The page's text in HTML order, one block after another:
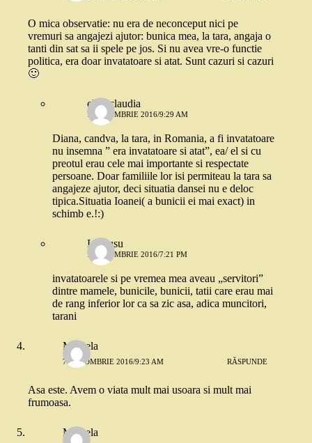
O mica observatie: nu era de neconceput nici pe
vremuri sa angajezi ajutor: bunica mea, la tara, angaja o
tanti din sat sa ii spele pe jos. Si nu avea vre-o functie
politica, era doar invatatoare si atat. Sunt cazuri si cazuri
🙂
elisa claudia
7 OCTOMBRIE 2016/9:29 AM
Diana, candva, la tara, in Romania, a fi invatatoare
nu insemna ” era invatatoare si atat”, ea/ el si cu
preotul erau cele mai importante si respectate
persoane. Doar familiile lor isi permiteau la tara sa
angajeze ajutor, deci situatia dansei nu e deloc
tipica.Situatia Ioanei( a bunicii ei mai exact) in
schimb e.!:)
Lia rusu
7 OCTOMBRIE 2016/7:21 PM
invatatoarele si pe vremea mea aveau „servitori”
dintre mamele, bunicile, bunicii, tatii care erau mai
de rang inferior lor ca sa zic asa, adica muncitori,
tarani
Mihaela
7 OCTOMBRIE 2016/9:23 AM RĂSPUNDE
Asa este. Avem o viata mult mai usoara si mult mai
frumoasa.
Mihaela